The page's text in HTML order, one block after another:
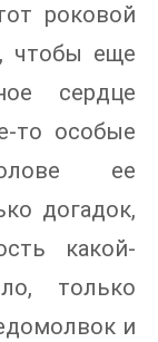
роковой
чтобы еще
сердце
то особые
ее
догадок,
какой-
только
и